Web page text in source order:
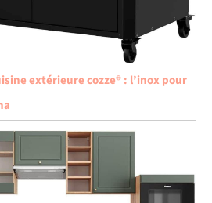
extérieure cozze® : l’inox pour